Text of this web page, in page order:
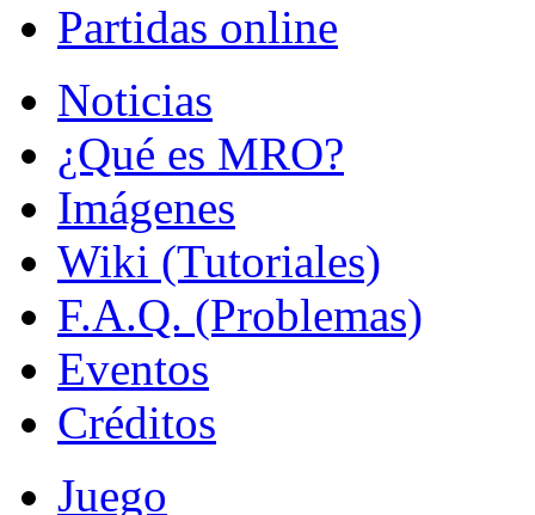
Partidas online
Noticias
¿Qué es MRO?
Imágenes
Wiki (Tutoriales)
F.A.Q. (Problemas)
Eventos
Créditos
Juego